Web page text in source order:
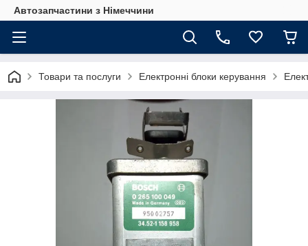
Автозапчастини з Німеччини
Товари та послуги Електронні блоки керування